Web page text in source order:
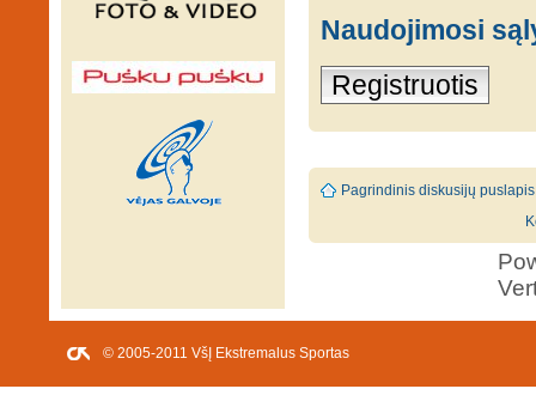
Naudojimosi
Registruotis
Pagrindinis diskusijų puslapis
© 2005-2011 VšĮ Ekstremalus Sportas